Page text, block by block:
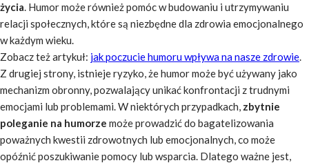
życia. Humor może również pomóc w budowaniu i utrzymywaniu
relacji społecznych, które są niezbędne dla zdrowia emocjonalnego
w każdym wieku.
Zobacz też artykuł: jak poczucie humoru wpływa na nasze zdrowie.
Z drugiej strony, istnieje ryzyko, że humor może być używany jako
mechanizm obronny, pozwalający unikać konfrontacji z trudnymi
emocjami lub problemami. W niektórych przypadkach, zbytnie
poleganie na humorze może prowadzić do bagatelizowania
poważnych kwestii zdrowotnych lub emocjonalnych, co może
opóźnić poszukiwanie pomocy lub wsparcia. Dlatego ważne jest,